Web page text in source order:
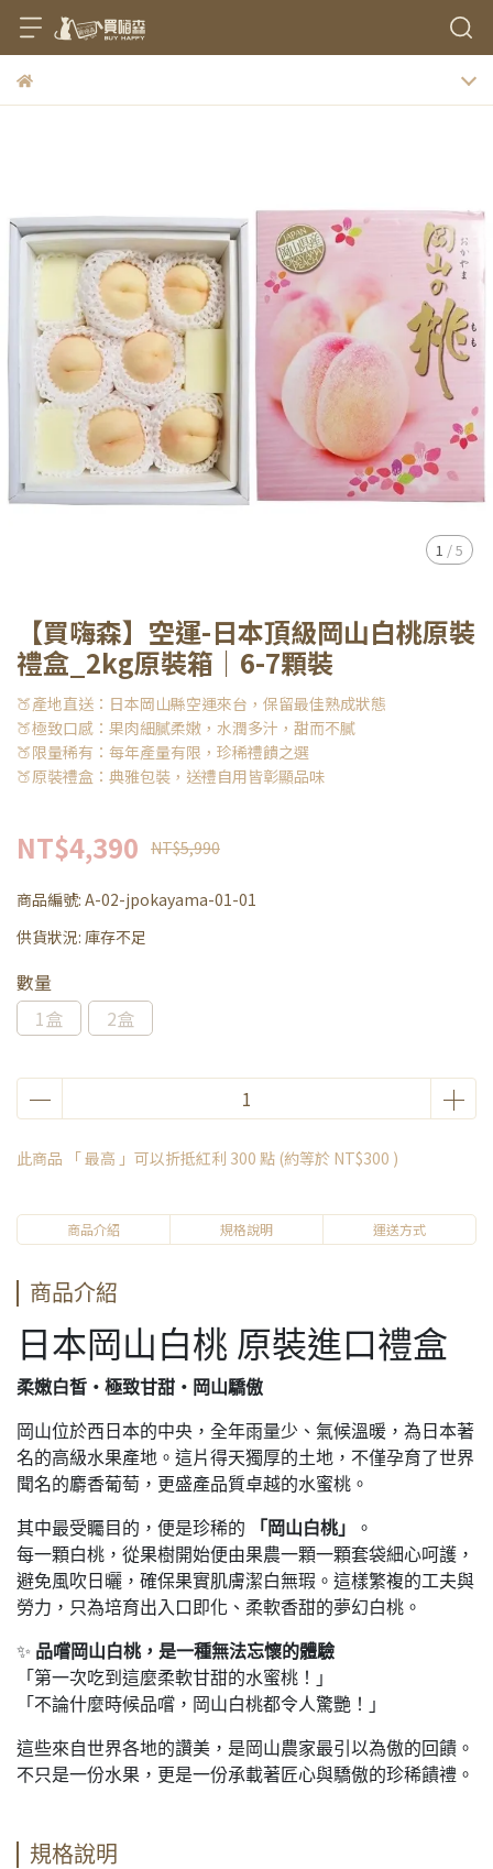
1 /5
【買嗨森】空運-日本頂級岡山白桃原裝
禮盒_2kg原裝箱｜6-7顆裝
🍑產地直送：日本岡山縣空運來台，保留最佳熟成狀態
🍑極致口感：果肉細膩柔嫩，水潤多汁，甜而不膩
🍑限量稀有：每年產量有限，珍稀禮饋之選
🍑原裝禮盒：典雅包裝，送禮自用皆彰顯品味
NT$4,390 NT$5,990
商品編號: A-02-jpokayama-01-01
供貨狀況: 庫存不足
數量
1盒
2盒
此商品 「 最高 」可以折抵紅利 300 點 (約等於 NT$300 )
商品介紹 規格說明 運送方式
商品介紹
日本岡山白桃 原裝進口禮盒
柔嫩白皙・極致甘甜・岡山驕傲
岡山位於西日本的中央，全年雨量少、氣候溫暖，為日本著
名的高級水果產地。這片得天獨厚的土地，不僅孕育了世界
聞名的麝香葡萄，更盛產品質卓越的水蜜桃。
其中最受矚目的，便是珍稀的 「岡山白桃」
。
每一顆白桃，從果樹開始便由果農一顆一顆套袋細心呵護，
避免風吹日曬，確保果實肌膚潔白無瑕。這樣繁複的工夫與
勞力，只為培育出入口即化、柔軟香甜的夢幻白桃。
✨ 品嚐岡山白桃，是一種無法忘懷的體驗
「第一次吃到這麼柔軟甘甜的水蜜桃！」
「不論什麼時候品嚐，岡山白桃都令人驚艷！」
這些來自世界各地的讚美，是岡山農家最引以為傲的回饋。
不只是一份水果，更是一份承載著匠心與驕傲的珍稀饋禮。
規格說明